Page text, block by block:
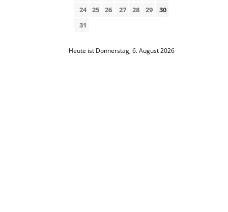
24
25 26 27 28 29
30
31
Heute ist Donnerstag, 6. August 2026